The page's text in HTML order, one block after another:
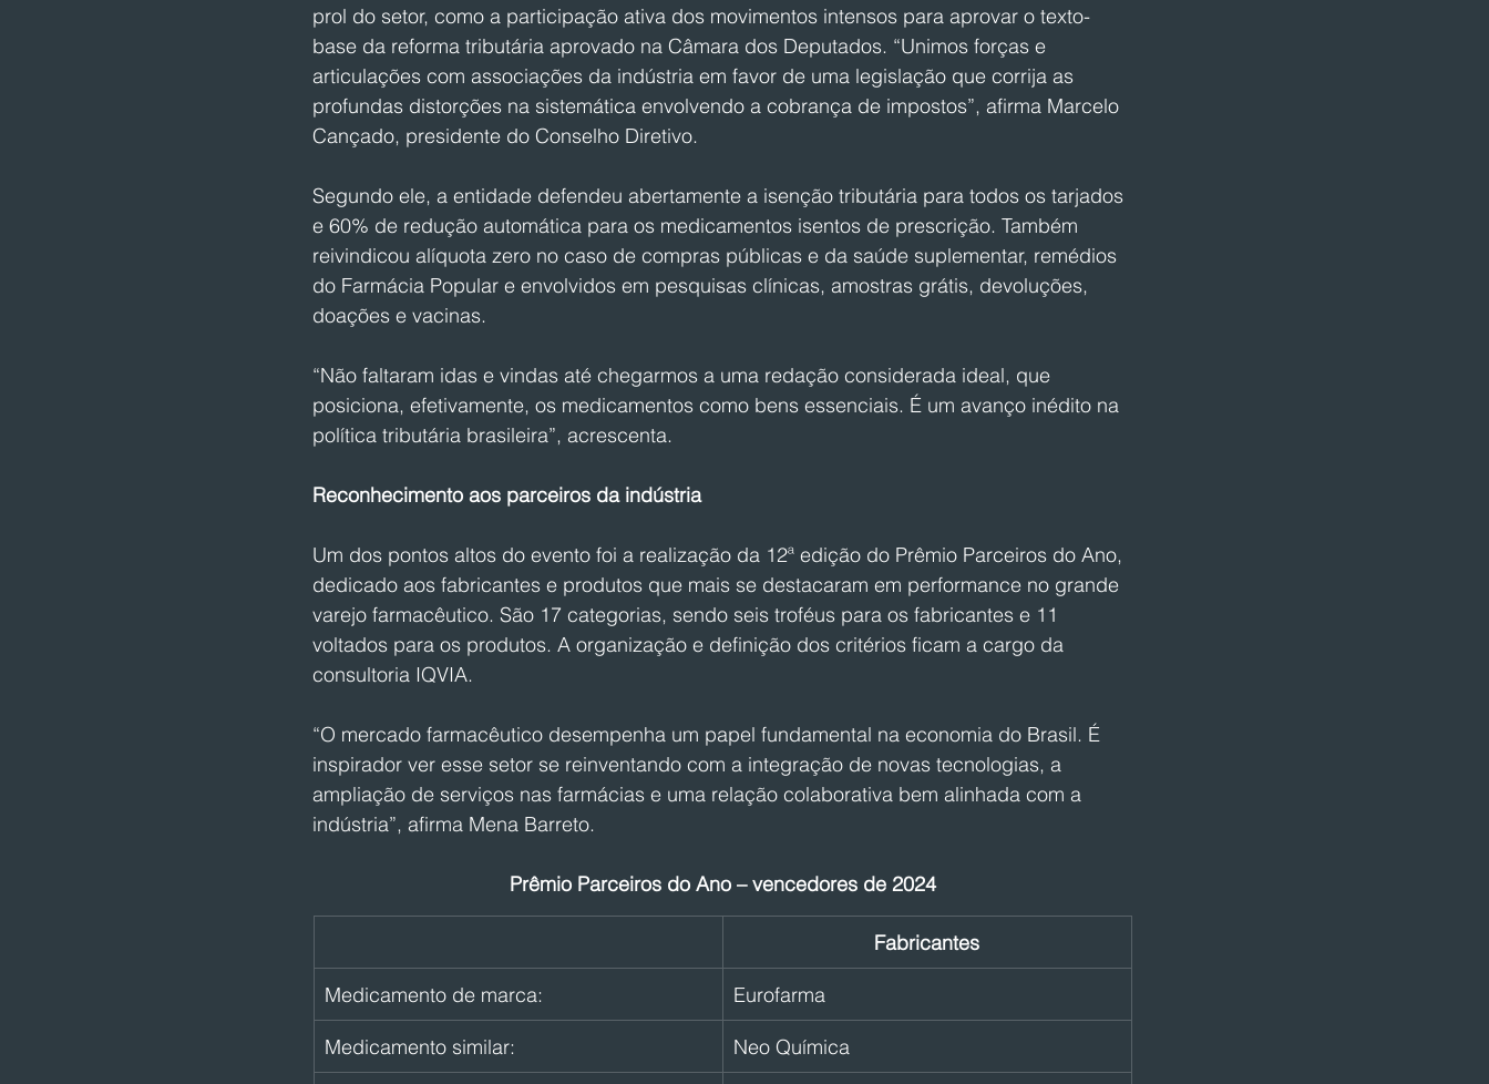
prol do setor, como a participação ativa dos movimentos intensos para aprovar o texto-
base da reforma tributária aprovado na Câmara dos Deputados. “Unimos forças e
articulações com associações da indústria em favor de uma legislação que corrija as
profundas distorções na sistemática envolvendo a cobrança de impostos”, afirma Marcelo
Cançado, presidente do Conselho Diretivo.
Segundo ele, a entidade defendeu abertamente a isenção tributária para todos os tarjados
e 60% de redução automática para os medicamentos isentos de prescrição. Também
reivindicou alíquota zero no caso de compras públicas e da saúde suplementar, remédios
do Farmácia Popular e envolvidos em pesquisas clínicas, amostras grátis, devoluções,
doações e vacinas.
“Não faltaram idas e vindas até chegarmos a uma redação considerada ideal, que
posiciona, efetivamente, os medicamentos como bens essenciais. É um avanço inédito na
política tributária brasileira”, acrescenta.
Reconhecimento aos parceiros da indústria
Um dos pontos altos do evento foi a realização da 12ª edição do Prêmio Parceiros do Ano,
dedicado aos fabricantes e produtos que mais se destacaram em performance no grande
varejo farmacêutico. São 17 categorias, sendo seis troféus para os fabricantes e 11
voltados para os produtos. A organização e definição dos critérios ficam a cargo da
consultoria IQVIA.
“O mercado farmacêutico desempenha um papel fundamental na economia do Brasil. É
inspirador ver esse setor se reinventando com a integração de novas tecnologias, a
ampliação de serviços nas farmácias e uma relação colaborativa bem alinhada com a
indústria”, afirma Mena Barreto.
Prêmio Parceiros do Ano – vencedores de 2024
Fabricantes
Medicamento de marca: Eurofarma
Medicamento similar: Neo Química